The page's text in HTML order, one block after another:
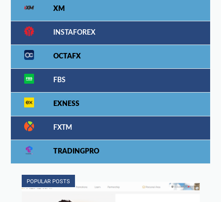
XM
INSTAFOREX
OCTAFX
FBS
EXNESS
FXTM
TRADINGPRO
POPULAR POSTS